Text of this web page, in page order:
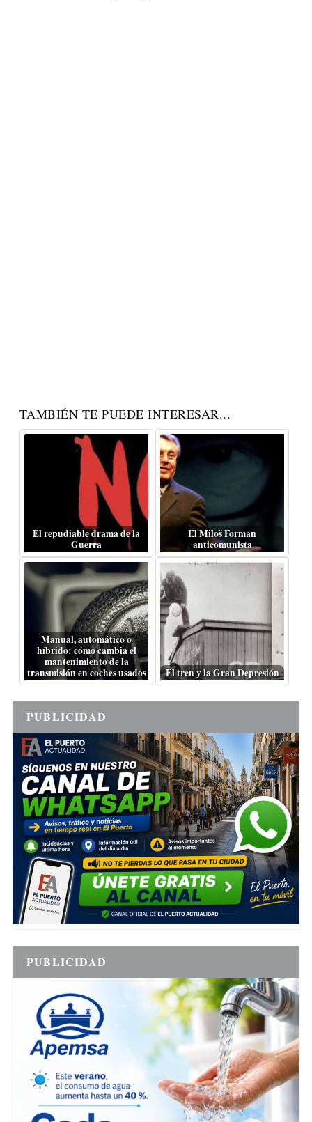
TAMBIÉN TE PUEDE INTERESAR...
El repudiable drama de la
Guerra
El Miloš Forman
anticomunista
Manual, automático o
híbrido: cómo cambia el
mantenimiento de la
transmisión en coches usados
El tren y la Gran Depresión
PUBLICIDAD
PUBLICIDAD